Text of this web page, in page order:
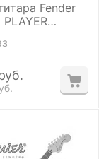
Fender
PLAYER
RW